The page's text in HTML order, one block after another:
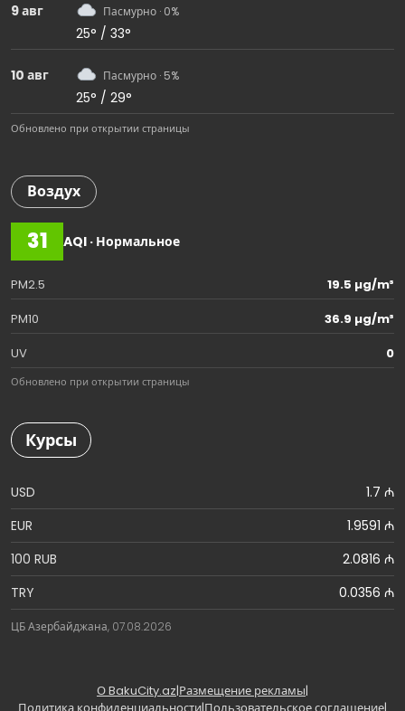
9 авг Пасмурно · 0%
25° / 33°
10 авг Пасмурно · 5%
25° / 29°
Обновлено при открытии страницы
Воздух
31 AQI · Нормальное
PM2.5
19.5 µg/m³
PM10
36.9 µg/m³
UV
0
Обновлено при открытии страницы
Курсы
USD
1.7 ₼
EUR
1.9591 ₼
100 RUB
2.0816 ₼
TRY
0.0356 ₼
ЦБ Азербайджана, 07.08.2026
О BakuCity.az|Размещение рекламы|